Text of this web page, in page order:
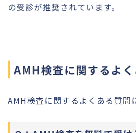
の受診が推奨されています。
AMH検査に関するよ
AMH検査に関するよくある質問